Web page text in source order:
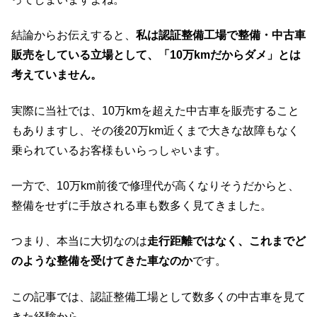
結論からお伝えすると、 私は認証整備工場で整備・中古車
販売をしている立場として、「10万kmだからダメ」とは
考えていません。
実際に当社では、10万kmを超えた中古車を販売すること
もありますし、その後20万km近くまで大きな故障もなく
乗られているお客様もいらっしゃいます。
一方で、10万km前後で修理代が高くなりそうだからと、
整備をせずに手放される車も数多く見てきました。
つまり、本当に大切なのは走行距離ではなく、これまでど
のような整備を受けてきた車なのかです。
この記事では、認証整備工場として数多くの中古車を見て